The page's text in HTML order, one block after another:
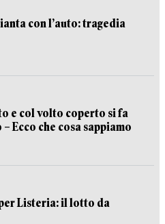
con l’auto: tragedia
e col volto coperto si fa
Ecco che cosa sappiamo
Listeria: il lotto da